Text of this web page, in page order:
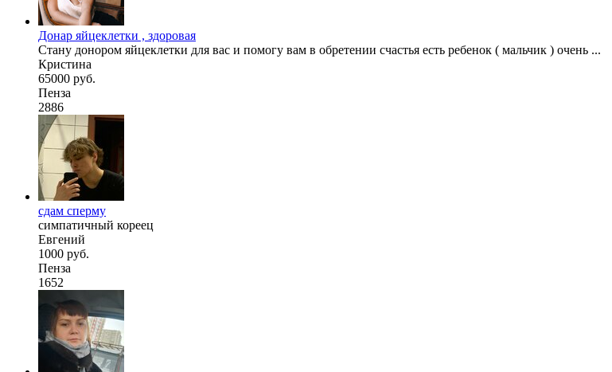
Донар яйцеклетки , здоровая
Стану донором яйцеклетки для вас и помогу вам в обретении счастья есть ребенок ( мальчик ) очень ...
Кристина
65000 руб.
Пенза
2886
сдам сперму
симпатичный кореец
Евгений
1000 руб.
Пенза
1652